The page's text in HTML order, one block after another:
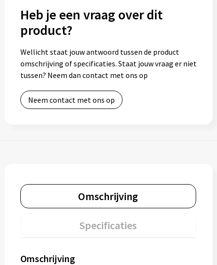
Heb je een vraag over dit
product?
Wellicht staat jouw antwoord tussen de product
omschrijving of specificaties. Staat jouw vraag er niet
tussen? Neem dan contact met ons op
Neem contact met ons op
Omschrijving
Specificaties
Omschrijving